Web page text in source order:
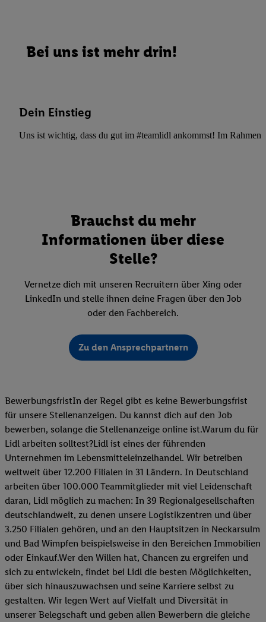
Bei uns ist mehr drin!
Dein Einstieg
Uns ist wichtig, dass du gut im #teamlidl ankommst! Im Rahmen
Brauchst du mehr
Informationen über diese
Stelle?
Vernetze dich mit unseren Recruitern über Xing oder
LinkedIn und stelle ihnen deine Fragen über den Job
oder den Fachbereich.
Zu den Ansprechpartnern
BewerbungsfristIn der Regel gibt es keine Bewerbungsfrist
für unsere Stellenanzeigen. Du kannst dich auf den Job
bewerben, solange die Stellenanzeige online ist.Warum du für
Lidl arbeiten solltest?Lidl ist eines der führenden
Unternehmen im Lebensmitteleinzelhandel. Wir betreiben
weltweit über 12.200 Filialen in 31 Ländern. In Deutschland
arbeiten über 100.000 Teammitglieder mit viel Leidenschaft
daran, Lidl möglich zu machen: In 39 Regionalgesellschaften
deutschlandweit, zu denen unsere Logistikzentren und über
3.250 Filialen gehören, und an den Hauptsitzen in Neckarsulm
und Bad Wimpfen beispielsweise in den Bereichen Immobilien
oder Einkauf.Wer den Willen hat, Chancen zu ergreifen und
sich zu entwickeln, findet bei Lidl die besten Möglichkeiten,
über sich hinauszuwachsen und seine Karriere selbst zu
gestalten. Wir legen Wert auf Vielfalt und Diversität in
unserer Belegschaft und geben allen Bewerbern die gleiche